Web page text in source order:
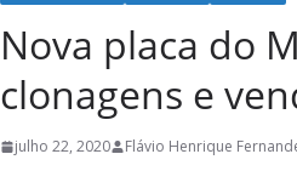
Nova placa do
clonagens e
julho 22, 2020 Flávio Henrique